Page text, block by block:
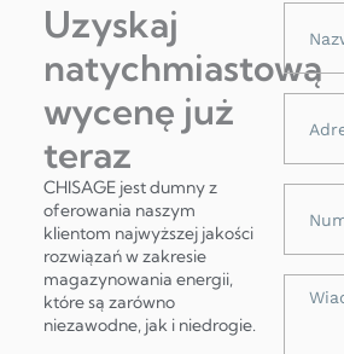
Uzyskaj
natychmiastową
wycenę już
teraz
CHISAGE jest dumny z
oferowania naszym
klientom najwyższej jakości
rozwiązań w zakresie
magazynowania energii,
które są zarówno
niezawodne, jak i niedrogie.
telefonu